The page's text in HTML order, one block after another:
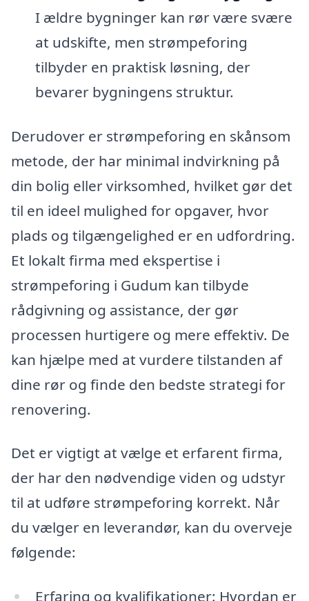
I ældre bygninger kan rør være svære
at udskifte, men strømpeforing
tilbyder en praktisk løsning, der
bevarer bygningens struktur.
Derudover er strømpeforing en skånsom
metode, der har minimal indvirkning på
din bolig eller virksomhed, hvilket gør det
til en ideel mulighed for opgaver, hvor
plads og tilgængelighed er en udfordring.
Et lokalt firma med ekspertise i
strømpeforing i Gudum kan tilbyde
rådgivning og assistance, der gør
processen hurtigere og mere effektiv. De
kan hjælpe med at vurdere tilstanden af
dine rør og finde den bedste strategi for
renovering.
Det er vigtigt at vælge et erfarent firma,
der har den nødvendige viden og udstyr
til at udføre strømpeforing korrekt. Når
du vælger en leverandør, kan du overveje
følgende:
Erfaring og kvalifikationer: Hvordan er